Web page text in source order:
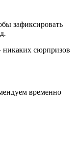
зафиксировать
сюрпризов
временно